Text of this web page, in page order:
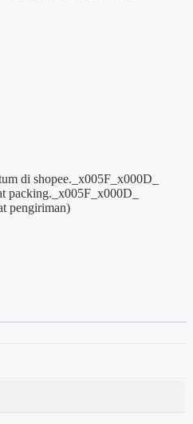
di shopee._x005F_x000D_
packing._x005F_x000D_
pengiriman)